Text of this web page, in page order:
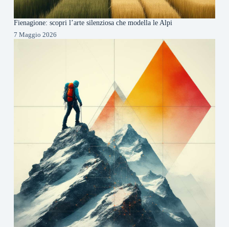
Fienagione: scopri l’arte silenziosa che modella le Alpi
7 Maggio 2026